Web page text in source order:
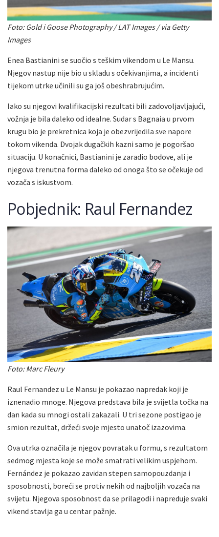
Foto: Gold i Goose Photography / LAT Images / via Getty
Images
Enea Bastianini se suočio s teškim vikendom u Le Mansu.
Njegov nastup nije bio u skladu s očekivanjima, a incidenti
tijekom utrke učinili su ga još obeshrabrujućim.
Iako su njegovi kvalifikacijski rezultati bili zadovoljavljajući,
vožnja je bila daleko od idealne. Sudar s Bagnaia u prvom
krugu bio je prekretnica koja je obezvrijedila sve napore
tokom vikenda. Dvojak dugačkih kazni samo je pogoršao
situaciju. U konačnici, Bastianini je zaradio bodove, ali je
njegova trenutna forma daleko od onoga što se očekuje od
vozača s iskustvom.
Pobjednik: Raul Fernandez
Foto: Marc Fleury
Raul Fernandez u Le Mansu je pokazao napredak koji je
iznenadio mnoge. Njegova predstava bila je svijetla točka na
dan kada su mnogi ostali zakazali. U tri sezone postigao je
smion rezultat, držeći svoje mjesto unatoč izazovima.
Ova utrka označila je njegov povratak u formu, s rezultatom
sedmog mjesta koje se može smatrati velikim uspjehom.
Fernández je pokazao zavidan stepen samopouzdanja i
sposobnosti, boreći se protiv nekih od najboljih vozača na
svijetu. Njegova sposobnost da se prilagodi i napreduje svaki
vikend stavlja ga u centar pažnje.